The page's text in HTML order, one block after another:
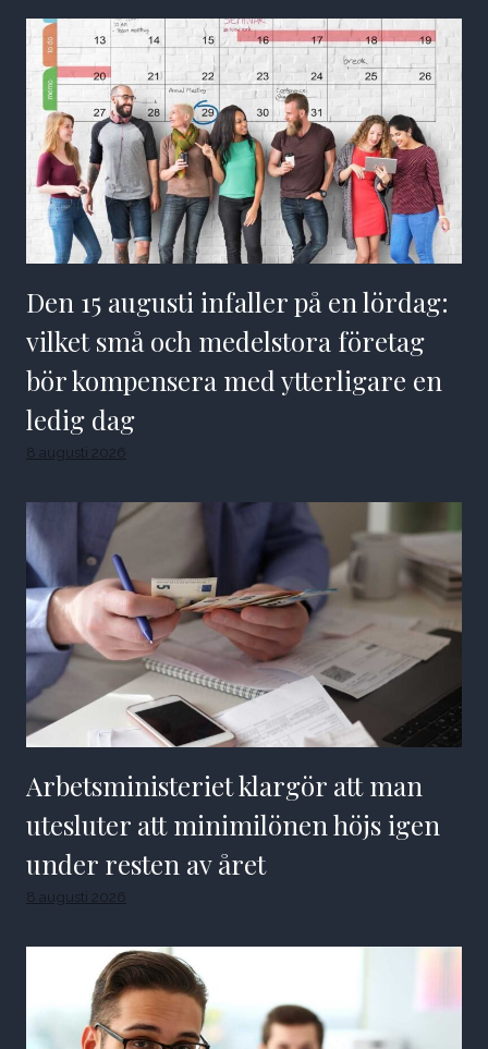
Den 15 augusti infaller på en lördag:
vilket små och medelstora företag
bör kompensera med ytterligare en
ledig dag
8 augusti 2026
Arbetsministeriet klargör att man
utesluter att minimilönen höjs igen
under resten av året
8 augusti 2026